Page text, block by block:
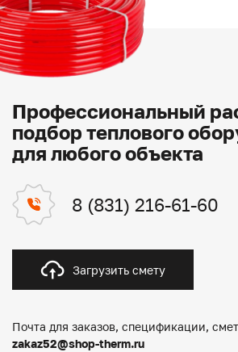
Профессиональный
подбор теплового
для любого объекта
8 (831) 216-61-60
Загрузить смету
Почта для заказов, спецификации,
zakaz52@shop-therm.ru